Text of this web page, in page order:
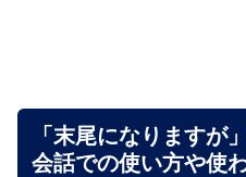
「末尾になりますが
会話での使い方や使